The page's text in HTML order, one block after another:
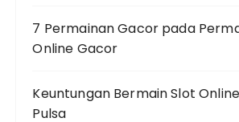
7 Permainan Gacor pada
Online Gacor
Keuntungan Bermain Slot
Pulsa